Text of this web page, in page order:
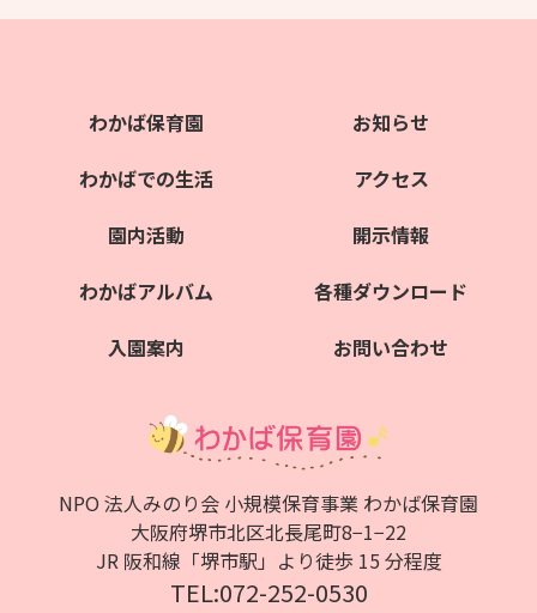
わかば保育園
わかばでの生活
園内活動
わかばアルバム
入園案内
お知らせ
アクセス
開示情報
各種ダウンロード
お問い合わせ
NPO 法人みのり会 小規模保育事業 わかば保育園
大阪府堺市北区北⻑尾町8−1−22
JR 阪和線「堺市駅」より徒歩 15 分程度
TEL:072-252-0530